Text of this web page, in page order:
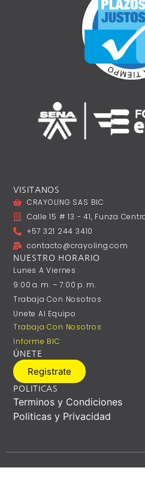
VISITANOS
CRAYOLING SAS BIC
Calle 15 # 13 - 41, Funza
+57 321 244 3410
contacto@crayoling.com
NUESTRO HORARIO
Lunes A ‎Viernes
9:00 A. M. – 7:00 P. M.
Trabaja Con Nosotros
Unete Al Equipo
Trabaja Con Nosotros
Informe BIC
ÚNETE
Registrate
POLITICAS
Terminos y Condiciones
Politicas y Privacidad